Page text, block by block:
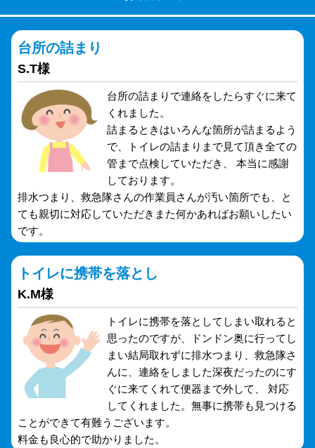
台所の詰まり
S.T様
台所の詰まりで連絡をしたらすぐに来て
くれました。
詰まるときはいろんな箇所が詰まるよう
で、トイレの詰まりまで見て頂き全ての
管まで点検していただき、 本当に感謝
しております。
排水つまり、救急隊さんの作業員さんが汚い箇所でも、と
ても親切に対応していただきまた何かあればお願いしたい
です。
トイレに携帯を落とし
K.M様
トイレに携帯を落としてしまい取れると
思ったのですが、ドンドン奥に行ってし
まい結局取れずに排水つまり、救急隊さ
んに、連絡をしました深夜だったのにす
ぐに来てくれて便器まで外して、 対応
してくれました。無事に携帯も見つける
ことができて有難うございます。
料金も良心的で助かりました。